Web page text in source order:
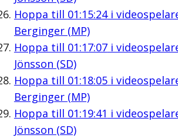
Hoppa till 01:15:24i
Berginger (MP)
Hoppa till 01:17:07i
Jönsson (SD)
Hoppa till 01:18:05i
Berginger (MP)
Hoppa till 01:19:41 i
Jönsson (SD)